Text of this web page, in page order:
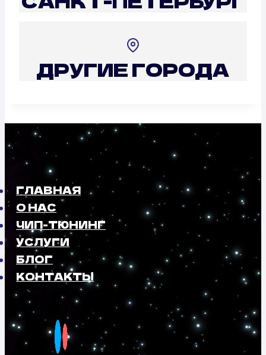
ДРУГИЕ ГОРОДА
ГЛАВНАЯ
О НАС
ЧИП-ТЮНИНГ
УСЛУГИ
БЛОГ
КОНТАКТЫ